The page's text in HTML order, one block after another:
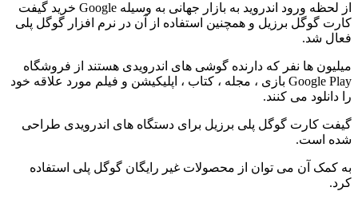
از لحظه ورود اندروید به بازار جهانی به وسیله Google خرید گیفت
کارت گوگل برزیل و همچنین استفاده از آن در نرم افزار گوگل پلی
فعال شد.
میلیون‌ ها نفر که دارنده گوشی‌ های اندرویدی هستند از فروشگاه
Google Play بازی ، مجله ، کتاب ، اپلیکیشن و فیلم مورد علاقه خود
را دانلود می کنند.
گیفت کارت گوگل پلی برزیل برای دستگاه های اندرویدی طراحی
شده است.
به کمک آن می توان از محصولات غیر رایگان گوگل پلی استفاده
کرد.